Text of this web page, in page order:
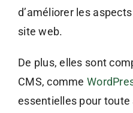
d’améliorer les
site web.
De plus, elles sont
CMS, comme
essentielles pour